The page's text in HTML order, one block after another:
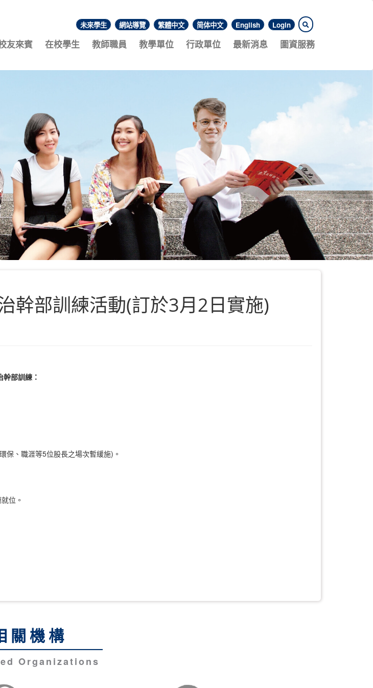
:::
未來學生 網站導覽 繁體中文 简体中文 English Login
友來賓 在校學生 教師職員 教學單位 行政單位 最新消息 圖資服務
幹部訓練活動(訂於3月2日實施)
部訓練：
保、職涯等5位股長之場次暫緩施)。
位。
關機構
Organizations